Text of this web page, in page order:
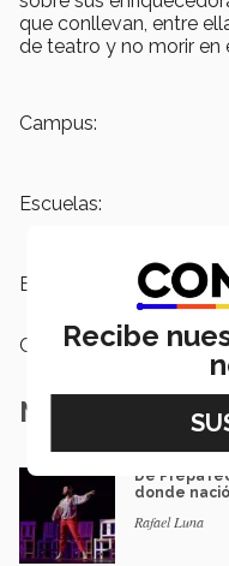
que conllevan, entre
de teatro y no morir en
Campus:
Escuelas:
Etiquetas:
Categoría:
Notas
De
donde
Rafael Luna
Recibe